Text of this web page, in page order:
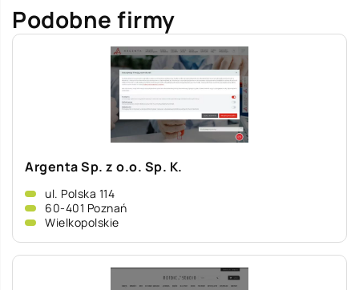
Podobne firmy
Argenta Sp. z o.o. Sp. K.
ul. Polska 114
60-401 Poznań
Wielkopolskie